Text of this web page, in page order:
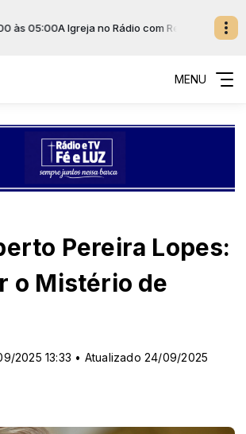
05:00A Igreja no Rádio com Rede Imaculada de
MENU
Pereira Lopes:
o Mistério de
2025 13:33 • Atualizado 24/09/2025